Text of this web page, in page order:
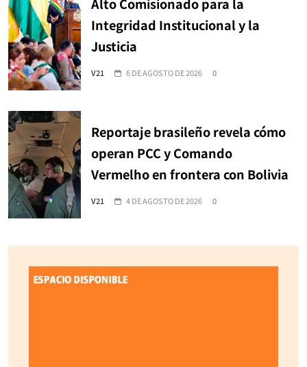
Integridad Institucional y la
Justicia
V21 6 DE AGOSTO DE 2026 0
Reportaje brasileño revela cómo
operan PCC y Comando
Vermelho en frontera con Bolivia
V21 4 DE AGOSTO DE 2026 0